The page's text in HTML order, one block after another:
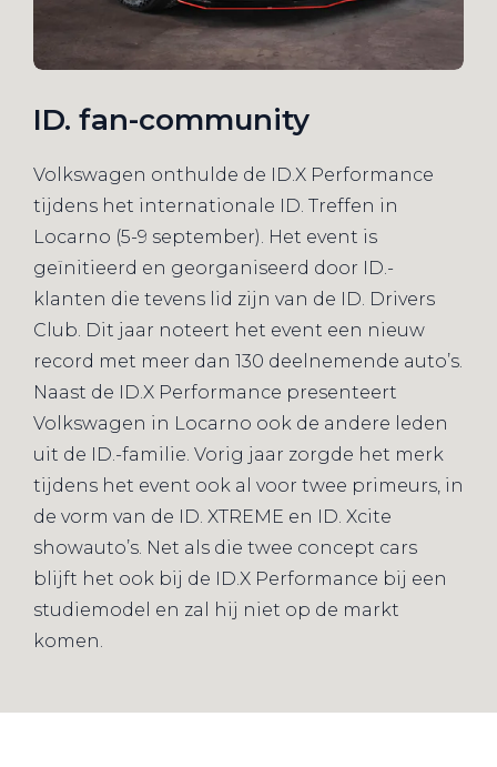
ID. fan-community
Volkswagen onthulde de ID.X Performance
tijdens het internationale ID. Treffen in
Locarno (5-9 september). Het event is
geïnitieerd en georganiseerd door ID.-
klanten die tevens lid zijn van de ID. Drivers
Club. Dit jaar noteert het event een nieuw
record met meer dan 130 deelnemende auto’s.
Naast de ID.X Performance presenteert
Volkswagen in Locarno ook de andere leden
uit de ID.-familie. Vorig jaar zorgde het merk
tijdens het event ook al voor twee primeurs, in
de vorm van de ID. XTREME en ID. Xcite
showauto’s. Net als die twee concept cars
blijft het ook bij de ID.X Performance bij een
studiemodel en zal hij niet op de markt
komen.